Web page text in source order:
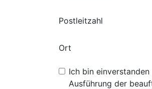
Postleitzahl
Ort
Ich bin
Ausführung der